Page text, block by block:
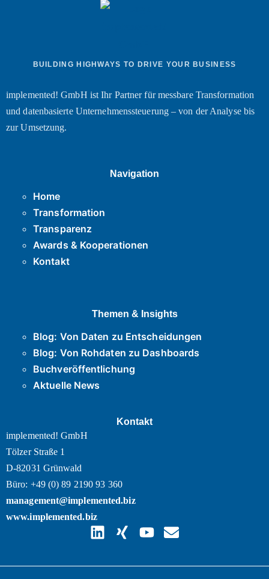
BUILDING HIGHWAYS TO DRIVE YOUR BUSINESS
implemented! GmbH ist Ihr Partner für messbare Transformation
und datenbasierte Unternehmenssteuerung – von der Analyse bis
zur Umsetzung.
Navigation
Home
Transformation
Transparenz
Awards & Kooperationen
Kontakt
Themen & Insights
Blog: Von Daten zu Entscheidungen
Blog: Von Rohdaten zu Dashboards
Buchveröffentlichung
Aktuelle News
Kontakt
implemented! GmbH
Tölzer Straße 1
D-82031 Grünwald
Büro: +49 (0) 89 2190 93 360
management@implemented.biz
www.implemented.biz